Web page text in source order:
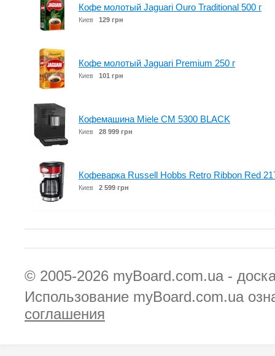
Кофе молотый Jaguari Ouro Traditional 500 г
Киев 129 грн
Кофе молотый Jaguari Premium 250 г
Киев 101 грн
Кофемашина Miele CM 5300 BLACK
Киев 28 999 грн
Кофеварка Russell Hobbs Retro Ribbon Red
Киев 2 599 грн
© 2005-2026 myBoard.com.ua -
Использование myBoard.com.ua
соглашения